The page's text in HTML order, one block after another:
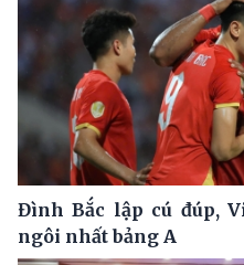
Đình Bắc lập cú đúp,
ngôi nhất bảng A